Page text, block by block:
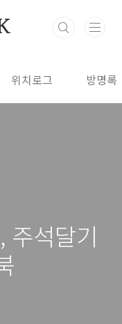
위치로그 방명록
주석달기